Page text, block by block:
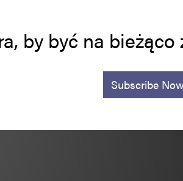
by być na
Subscribe